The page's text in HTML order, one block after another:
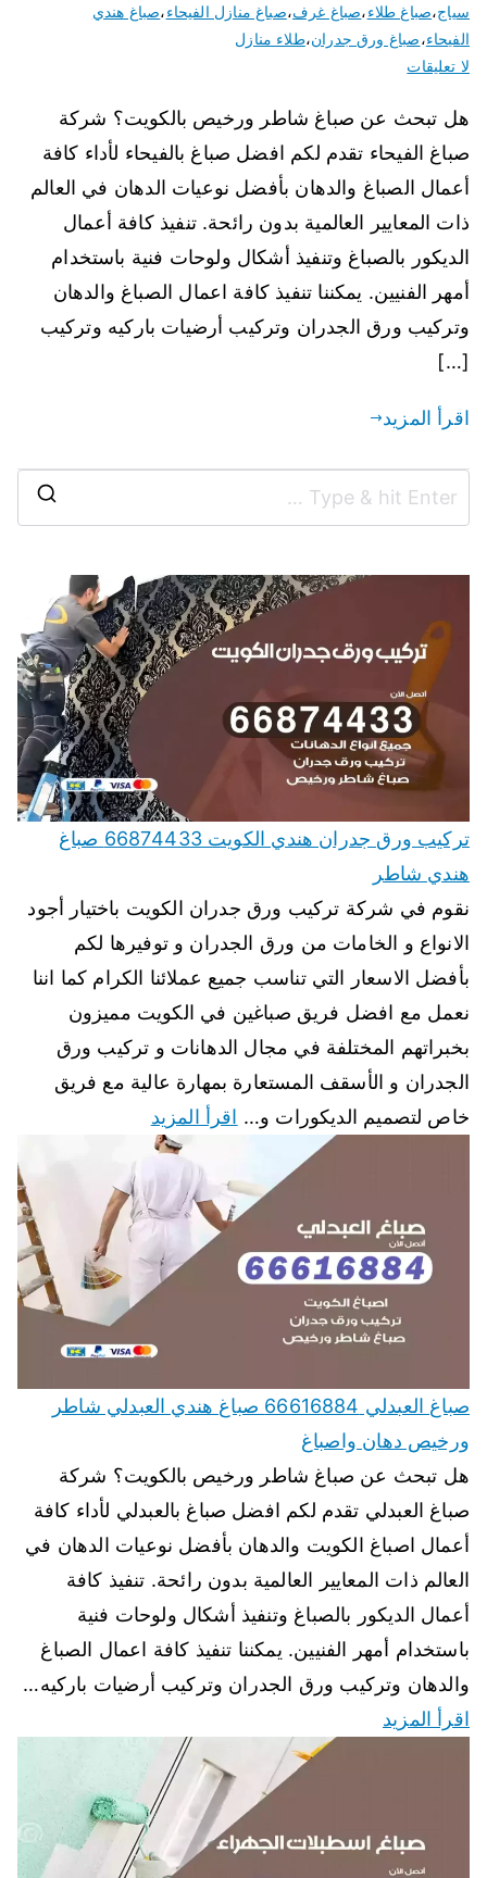
سياج،صباغ طلاء،صباغ غرف،صباغ منازل الفيحاء،صباغ هندي
الفيحاء،صباغ ورق جدران،طلاء منازل
لا تعليقات
هل تبحث عن صباغ شاطر ورخيص بالكويت؟ شركة
صباغ الفيحاء تقدم لكم افضل صباغ بالفيحاء لأداء كافة
أعمال الصباغ والدهان بأفضل نوعيات الدهان في العالم
ذات المعايير العالمية بدون رائحة. تنفيذ كافة أعمال
الديكور بالصباغ وتنفيذ أشكال ولوحات فنية باستخدام
أمهر الفنيين. يمكننا تنفيذ كافة اعمال الصباغ والدهان
وتركيب ورق الجدران وتركيب أرضيات باركيه وتركيب
[…]
اقرأ المزيد
تركيب ورق جدران هندي الكويت 66874433 صباغ
هندي شاطر
نقوم في شركة تركيب ورق جدران الكويت باختيار أجود
الانواع و الخامات من ورق الجدران و توفيرها لكم
بأفضل الاسعار التي تناسب جميع عملائنا الكرام كما اننا
نعمل مع افضل فريق صباغين في الكويت مميزون
بخبراتهم المختلفة في مجال الدهانات و تركيب ورق
الجدران و الأسقف المستعارة بمهارة عالية مع فريق
خاص لتصميم الديكورات و… اقرأ المزيد
صباغ العبدلي 66616884 صباغ هندي العبدلي شاطر
ورخيص دهان واصباغ
هل تبحث عن صباغ شاطر ورخيص بالكويت؟ شركة
صباغ العبدلي تقدم لكم افضل صباغ بالعبدلي لأداء كافة
أعمال اصباغ الكويت والدهان بأفضل نوعيات الدهان في
العالم ذات المعايير العالمية بدون رائحة. تنفيذ كافة
أعمال الديكور بالصباغ وتنفيذ أشكال ولوحات فنية
باستخدام أمهر الفنيين. يمكننا تنفيذ كافة اعمال الصباغ
والدهان وتركيب ورق الجدران وتركيب أرضيات باركيه…
اقرأ المزيد